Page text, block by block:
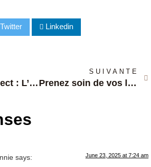
Twitter Linkedin
Fashion Connect : L’Événement Incontournable de la Mode à ne Pas Manquer Pendant la Fashion Week de Paris
SUIVANTE
Prenez soin de vos lunettes : nos 5 conseils essentiels !
says: June 23, 2025 at 7:24 am